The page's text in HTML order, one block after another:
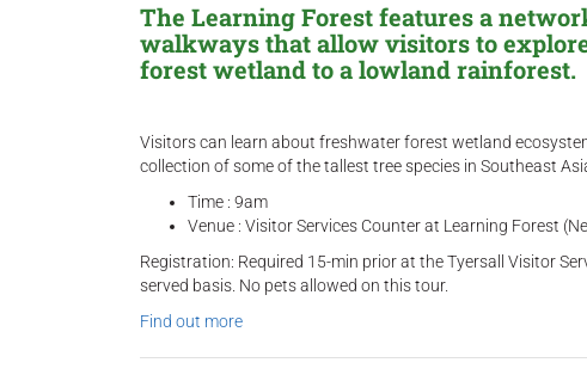
The Learning Forest features a
walkways that allow visitors to
forest wetland to a lowland rainforest.
Visitors can learn about freshwater forest wetland
collection of some of the tallest tree species in Southeast
Time : 9am
Venue : Visitor Services Counter at Learning Forest
Registration: Required 15-min prior at the Tyersall Visitor
served basis. No pets allowed on this tour.
Find out more